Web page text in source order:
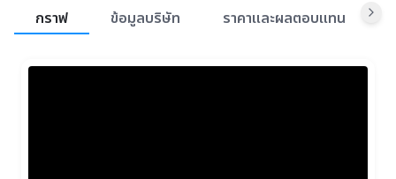
กราฟ
ข้อมูลบริษัท ราคาและผลตอบแทน